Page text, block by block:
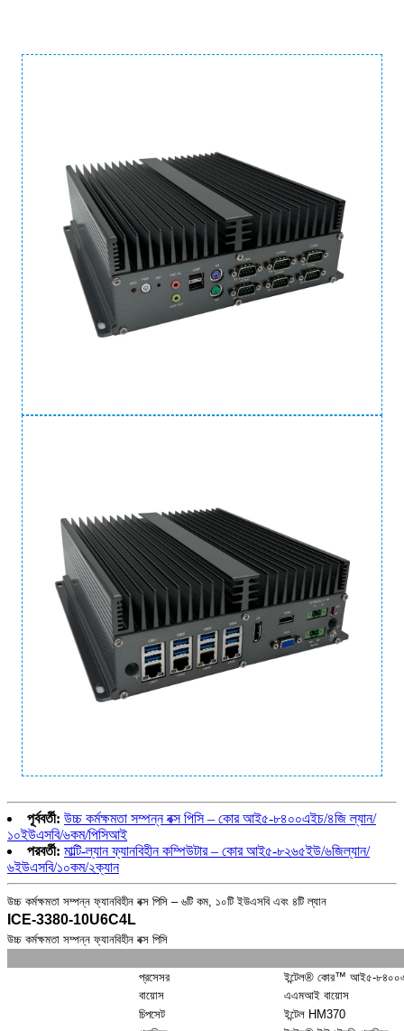
পূর্ববর্তী: উচ্চ কর্মক্ষমতা সম্পন্ন বক্স পিসি – কোর আই৫-৮৪০০এইচ/৪জি ল্যান/
১০ইউএসবি/৬কম/পিসিআই
পরবর্তী: মাল্টি-ল্যান ফ্যানবিহীন কম্পিউটার – কোর আই৫-৮২৬৫ইউ/৬জিল্যান/
৬ইউএসবি/১০কম/২ক্যান
উচ্চ কর্মক্ষমতা সম্পন্ন ফ্যানবিহীন বক্স পিসি – ৬টি কম, ১০টি ইউএসবি এবং ৪টি ল্যান
ICE-3380-10U6C4L
উচ্চ কর্মক্ষমতা সম্পন্ন ফ্যানবিহীন বক্স পিসি
প্রসেসর
ইন্টেল® কোর™ আই৫-
বায়োস
এএমআই বায়োস
চিপসেট
ইন্টেল HM370